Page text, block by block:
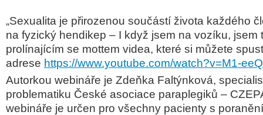
„Sexualita je přirozenou součástí života každého
na fyzický hendikep – I když jsem na vozíku, jsem
prolínajícím se mottem videa, které si můžete
adrese https://www.youtube.com/watch?v=M1-
Autorkou webináře je Zdeňka Faltýnková,
problematiku České asociace paraplegiků –
webináře je určen pro všechny pacienty s